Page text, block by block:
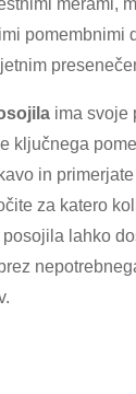
pomembnimi
ima svoje
ključnega
in
za katero
lahko